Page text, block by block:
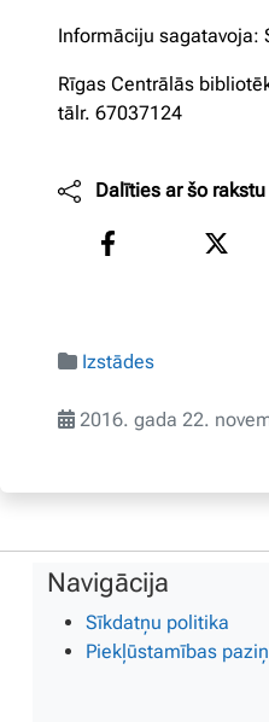
Informāciju sagatavoja:
Rīgas Centrālās
tālr. 67037124
Dalīties ar šo rakstu
Izstādes
2016. gada 22.
Navigācija
Sīkdatņu politika
Piekļūstamības